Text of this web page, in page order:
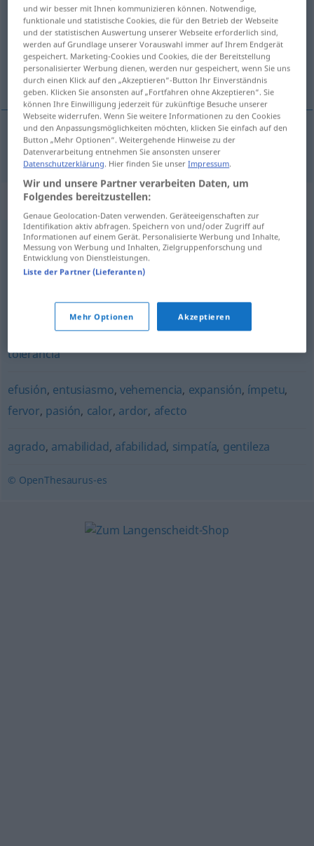
Übersicht aller Übersetzungen
(Für mehr Details die Übersetzung anklicken/antippen)
Herzlichkeit
Herzlichkeitf cordialidad
Synonyme für "cordialidad"
nobleza,benevolencia,caballerosidad,generosidad
lealtad,magnanimidad,longanimidad
liberalidad,predilección ,simpatía,
docilidad,dulzura,mansedumbre,sensibilidad,
tolerancia
efusión, entusiasmo, vehemencia, expansión, ímpetu,
fervor, pasión, calor, ardor, afecto
agrado, amabilidad, afabilidad, simpatía, gentileza
© OpenThesaurus-es
und wir besser mit Ihnen kommunizieren können. Notwendige,
funktionale und statistische Cookies, die für den Betrieb der Webseite
und der statistischen Auswertung unserer Webseite erforderlich sind,
werden auf Grundlage unserer Vorauswahl immer auf Ihrem Endgerät
gespeichert. Marketing-Cookies und Cookies, die der Bereitstellung
personalisierter Werbung dienen, werden nur gespeichert, wenn Sie uns
durch einen Klick auf den „Akzeptieren“-Button Ihr Einverständnis
geben. Klicken Sie ansonsten auf „Fortfahren ohne Akzeptieren“. Sie
können Ihre Einwilligung jederzeit für zukünftige Besuche unserer
Webseite widerrufen. Wenn Sie weitere Informationen zu den Cookies
und den Anpassungsmöglichkeiten möchten, klicken Sie einfach auf den
Button „Mehr Optionen“. Weitergehende Hinweise zu der
Datenverarbeitung entnehmen Sie ansonsten unserer
Datenschutzerklärung. Hier finden Sie unserImpressum.
Wir und unsere Partner verarbeiten Daten, um
Folgendes bereitzustellen:
Genaue Geolocation-Daten verwenden. Geräteeigenschaften zur
Identifikation aktiv abfragen. Speichern von und/oder Zugriff auf
Informationen auf einem Gerät. Personalisierte Werbung und Inhalte,
Messung von Werbung und Inhalten, Zielgruppenforschung und
Entwicklung von Dienstleistungen.
Liste der Partner (Lieferanten)
Mehr Optionen Akzeptieren